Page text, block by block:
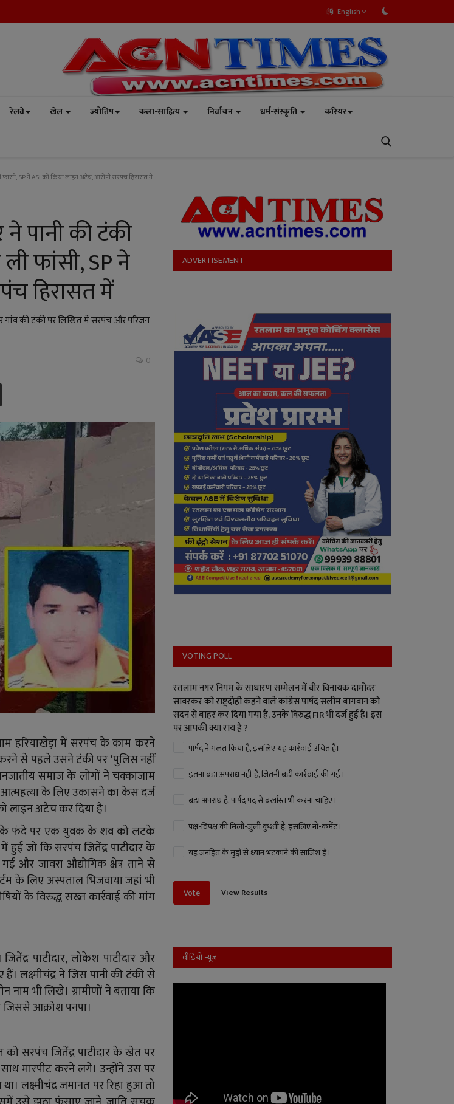
English
रेलवे खेल ज्योतिष कला-साहित्य निर्वाचन धर्म-संस्कृति करियर
SP ने ASI को किया लाइन अटैच, आरोपी सरपंच हिरासत में
पानी की टंकी
फांसी, SP ने
हिरासत में
गांव की टंकी पर लिखित में सरपंच और परिजन
0
हरियाखेड़ा में सरपंच के काम करने
से पहले उसने टंकी पर ‘पुलिस नहीं
समाज के लोगों ने चक्काजाम
के लिए उकासने का केस दर्ज
लाइन अटैच कर दिया है।
के फंदे पर एक युवक के शव को लटके
जो कि सरपंच जितेंद्र पाटीदार के
और जावरा औद्योगिक क्षेत्र ताने से
के लिए अस्पताल भिजवाया जहां भी
के विरुद्ध सख्त कार्रवाई की मांग
पाटीदार, लोकेश पाटीदार और
लक्ष्मीचंद्र ने जिस पानी की टंकी से
भी लिखे। ग्रामीणों ने बताया कि
जिससे आक्रोश पनपा।
को सरपंच जितेंद्र पाटीदार के खेत पर
मारपीट करने लगे। उन्होंने उस पर
लक्ष्मीचंद्र जमानत पर रिहा हुआ तो
ADVERTISEMENT
VOTING POLL
रतलाम नगर निगम के साधारण सम्मेलन में वीर विनायक दामोदर
सावरकर को राष्ट्रदोही कहने वाले कांग्रेस पार्षद सलीम बागवान को
सदन से बाहर कर दिया गया है, उनके विरुद्ध FIR भी दर्ज हुई है। इस
पर आपकी क्या राय है ?
पार्षद ने गलत किया है, इसलिए यह कार्रवाई उचित है।
इतना बड़ा अपराध नहीं है, जितनी बड़ी कार्रवाई की गई।
बड़ा अपराध है, पार्षद पद से बर्खास्त भी करना चाहिए।
पक्ष-विपक्ष की मिली-जुली कुश्ती है, इसलिए नो-कमेंट।
यह जनहित के मुद्दों से ध्यान भटकाने की साजिश है।
Vote View Results
वीडियो न्यूज